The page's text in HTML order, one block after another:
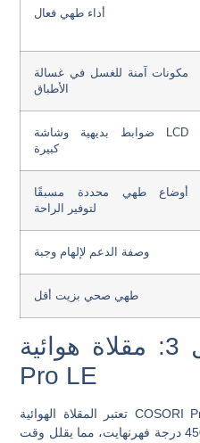
أداء طهي فعال
مكونات آمنة للغسل في غسالة
الأطباق
ضوابط بديهية وشاشة LCD
كبيرة
أوضاع طهي محددة مسبقًا
لتوفير الراحة
وصفة الدعم لإلهام وجبة
طهي صحي بزيت أقل
الموديل 3: مقلاة هوائية COSORI
Pro LE
تعتبر المقلاة الهوائية COSORI Pro LE المفضلة لسرعتها وكفاءتها.
يصل إلى درجة حرارة قصوى تبلغ 450 درجة فهرنهايت، مما يقلل وقت